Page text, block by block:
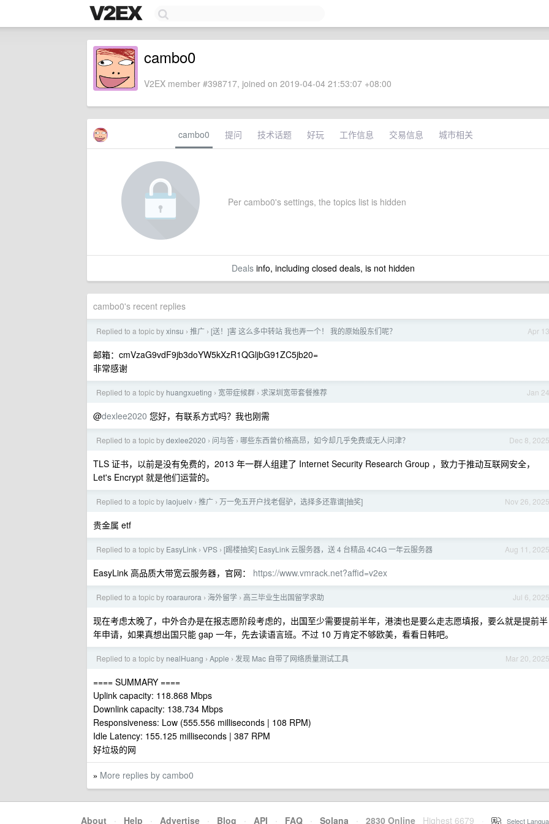
cambo0
V2EX member #398717, joined on 2019-04-04 21:53:07 +08:00
cambo0 提问 技术话题 好玩 工作信息 交易信息 城市相关
Per cambo0's settings, the topics list is hidden
Dealsinfo, including closed deals, is not hidden
cambo0's recent replies
Apr 13
Replied to a topic byxinsu › 推广 › [送！]害 这么多中转站 我也弄一个！ 我的原始股东们呢？
邮箱：cmVzaG9vdF9jb3doYW5kXzR1QGljbG91ZC5jb20=
非常感谢
Jan 24
Replied to a topic by huangxueting › 宽带症候群 › 求深圳宽带套餐推荐
@dexlee2020 您好，有联系方式吗？我也刚需
Dec 8, 2025
Replied to a topic bydexlee2020 › 问与答 › 哪些东西曾价格高昂，如今却几乎免费或无人问津？
TLS 证书，以前是没有免费的，2013 年一群人组建了 Internet Security Research Group ，致力于推动互联网安全，
Let's Encrypt 就是他们运营的。
Nov 26, 2025
Replied to a topic by laojuelv › 推广 › 万一免五开户找老倔驴，选择多还靠谱[抽奖]
贵金属 etf
Aug 11, 2025
Replied to a topic by EasyLink › VPS › [踢楼抽奖] EasyLink 云服务器，送 4 台精品 4C4G 一年云服务器
EasyLink 高品质大带宽云服务器，官网： https://www.vmrack.net?affid=v2ex
Jul 6, 2025
Replied to a topic by roaraurora › 海外留学 › 高三毕业生出国留学求助
现在考虑太晚了，中外合办是在报志愿阶段考虑的，出国至少需要提前半年，港澳也是要么走志愿填报，要么就是提前半
年申请，如果真想出国只能 gap 一年，先去读语言班。不过 10 万肯定不够欧美，看看日韩吧。
Mar 20, 2025
Replied to a topic by nealHuang › Apple › 发现 Mac 自带了网络质量测试工具
==== SUMMARY ====
Uplink capacity: 118.868 Mbps
Downlink capacity: 138.734 Mbps
Responsiveness: Low (555.556 milliseconds | 108 RPM)
Idle Latency: 155.125 milliseconds | 387 RPM
好垃圾的网
» More replies by cambo0
About · Help · Advertise · Blog · API · FAQ · Solana · 2830 Online Highest 6679 Select